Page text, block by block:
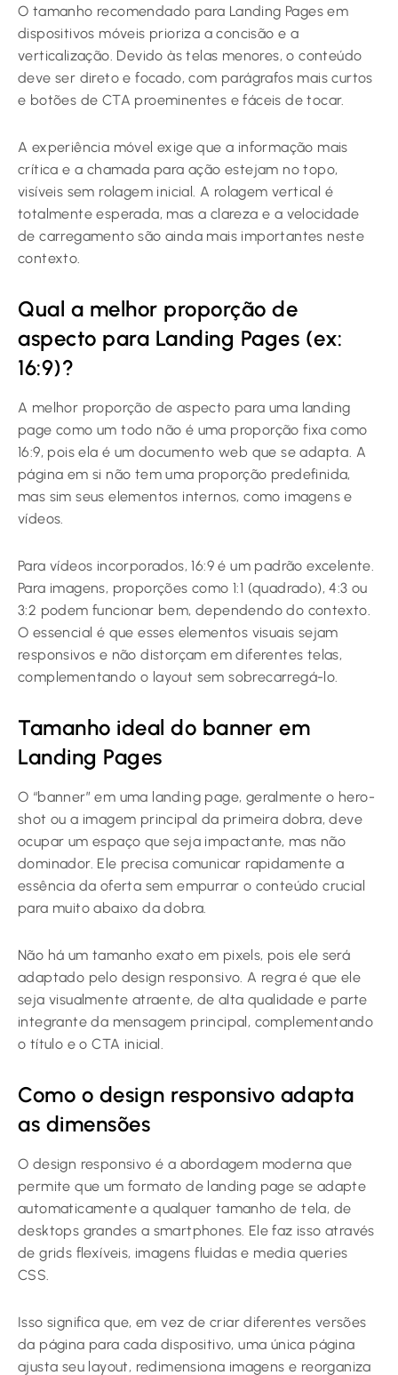
O tamanho recomendado para Landing Pages em
dispositivos móveis prioriza a concisão e a
verticalização. Devido às telas menores, o conteúdo
deve ser direto e focado, com parágrafos mais curtos
e botões de CTA proeminentes e fáceis de tocar.
A experiência móvel exige que a informação mais
crítica e a chamada para ação estejam no topo,
visíveis sem rolagem inicial. A rolagem vertical é
totalmente esperada, mas a clareza e a velocidade
de carregamento são ainda mais importantes neste
contexto.
Qual a melhor proporção de
aspecto para Landing Pages (ex:
16:9)?
A melhor proporção de aspecto para uma landing
page como um todo não é uma proporção fixa como
16:9, pois ela é um documento web que se adapta. A
página em si não tem uma proporção predefinida,
mas sim seus elementos internos, como imagens e
vídeos.
Para vídeos incorporados, 16:9 é um padrão excelente.
Para imagens, proporções como 1:1 (quadrado), 4:3 ou
3:2 podem funcionar bem, dependendo do contexto.
O essencial é que esses elementos visuais sejam
responsivos e não distorçam em diferentes telas,
complementando o layout sem sobrecarregá-lo.
Tamanho ideal do banner em
Landing Pages
O “banner” em uma landing page, geralmente o hero-
shot ou a imagem principal da primeira dobra, deve
ocupar um espaço que seja impactante, mas não
dominador. Ele precisa comunicar rapidamente a
essência da oferta sem empurrar o conteúdo crucial
para muito abaixo da dobra.
Não há um tamanho exato em pixels, pois ele será
adaptado pelo design responsivo. A regra é que ele
seja visualmente atraente, de alta qualidade e parte
integrante da mensagem principal, complementando
o título e o CTA inicial.
Como o design responsivo adapta
as dimensões
O design responsivo é a abordagem moderna que
permite que umformato de landing page se adapte
automaticamente a qualquer tamanho de tela, de
desktops grandes a smartphones. Ele faz isso através
de grids flexíveis, imagens fluidas e media queries
CSS.
Isso significa que, em vez de criar diferentes versões
da página para cada dispositivo, uma única página
ajusta seu layout, redimensiona imagens e reorganiza